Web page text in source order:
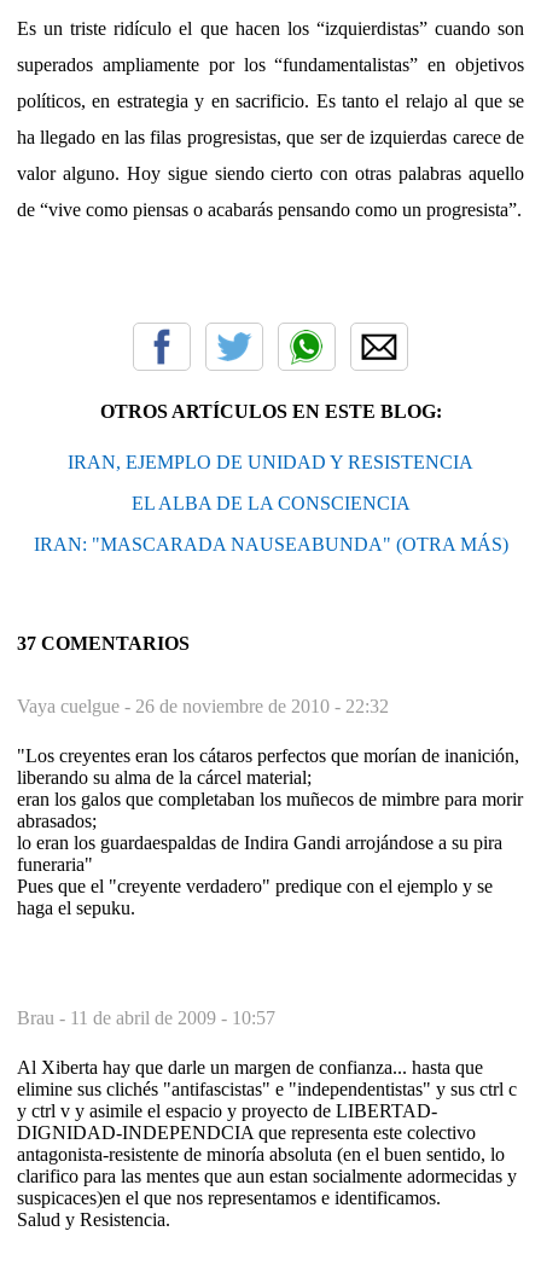
Es un triste ridículo el que hacen los “izquierdistas” cuando son
superados ampliamente por los “fundamentalistas” en objetivos
políticos, en estrategia y en sacrificio. Es tanto el relajo al que se
ha llegado en las filas progresistas, que ser de izquierdas carece de
valor alguno. Hoy sigue siendo cierto con otras palabras aquello
de “vive como piensas o acabarás pensando como un progresista”.
OTROS ARTÍCULOS EN ESTE BLOG:
IRAN, EJEMPLO DE UNIDAD Y RESISTENCIA
EL ALBA DE LA CONSCIENCIA
IRAN: "MASCARADA NAUSEABUNDA" (OTRA MÁS)
37 COMENTARIOS
Vaya cuelgue - 26 de noviembre de 2010 - 22:32
"Los creyentes eran los cátaros perfectos que morían de inanición,
liberando su alma de la cárcel material;
eran los galos que completaban los muñecos de mimbre para morir
abrasados;
lo eran los guardaespaldas de Indira Gandi arrojándose a su pira
funeraria"
Pues que el "creyente verdadero" predique con el ejemplo y se
haga el sepuku.
Brau - 11 de abril de 2009 - 10:57
Al Xiberta hay que darle un margen de confianza... hasta que
elimine sus clichés "antifascistas" e "independentistas" y sus ctrl c
y ctrl v y asimile el espacio y proyecto de LIBERTAD-
DIGNIDAD-INDEPENDCIA que representa este colectivo
antagonista-resistente de minoría absoluta (en el buen sentido, lo
clarifico para las mentes que aun estan socialmente adormecidas y
suspicaces)en el que nos representamos e identificamos.
Salud y Resistencia.